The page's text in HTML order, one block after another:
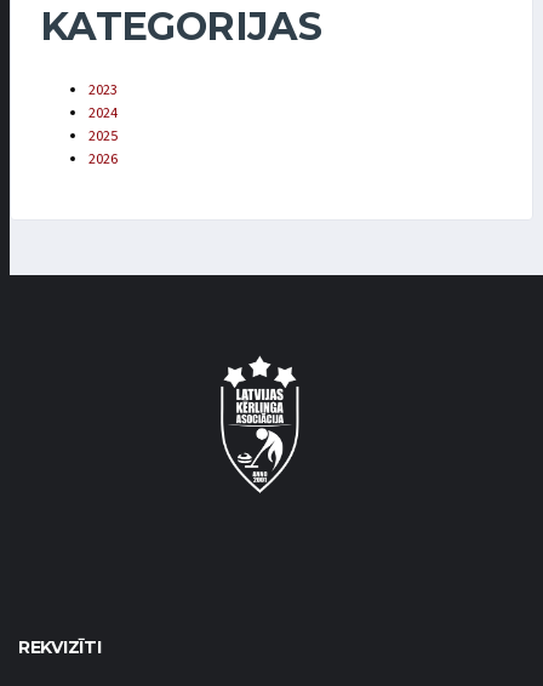
KATEGORIJAS
2023
2024
2025
2026
REKVIZĪTI